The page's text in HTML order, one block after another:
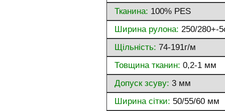
Тканина: 100% PES
Ширина рулона: 250/280+-
Щільність: 74-191г/м
Товщина тканин: 0,2-1 мм
Допуск зсуву: 3 мм
Ширина сітки: 50/55/60 мм